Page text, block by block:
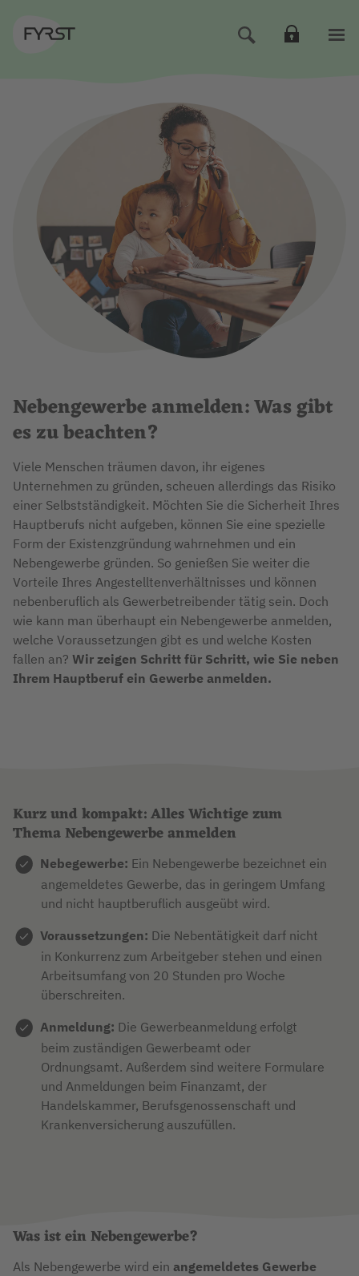
Nebengewerbe anmelden: Was gibt
es zu beachten?
Viele Menschen träumen davon, ihr eigenes
Unternehmen zu gründen, scheuen allerdings das Risiko
einer Selbstständigkeit. Möchten Sie die Sicherheit Ihres
Hauptberufs nicht aufgeben, können Sie eine spezielle
Form der Existenzgründung wahrnehmen und ein
Nebengewerbe gründen. So genießen Sie weiter die
Vorteile Ihres Angestelltenverhältnisses und können
nebenberuflich als Gewerbetreibender tätig sein. Doch
wie kann man überhaupt ein Nebengewerbe anmelden,
welche Voraussetzungen gibt es und welche Kosten
fallen an? Wir zeigen Schritt für Schritt, wie Sie neben
Ihrem Hauptberuf ein Gewerbe anmelden.
Kurz und kompakt: Alles Wichtige zum
Thema Nebengewerbe anmelden
Nebegewerbe: Ein Nebengewerbe bezeichnet ein
angemeldetes Gewerbe, das in geringem Umfang
und nicht hauptberuflich ausgeübt wird.
Voraussetzungen: Die Nebentätigkeit darf nicht
in Konkurrenz zum Arbeitgeber stehen und einen
Arbeitsumfang von 20 Stunden pro Woche
überschreiten.
Anmeldung: Die Gewerbeanmeldung erfolgt
beim zuständigen Gewerbeamt oder
Ordnungsamt. Außerdem sind weitere Formulare
und Anmeldungen beim Finanzamt, der
Handelskammer, Berufsgenossenschaft und
Krankenversicherung auszufüllen.
Was ist ein Nebengewerbe?
Als Nebengewerbe wird ein angemeldetes Gewerbe